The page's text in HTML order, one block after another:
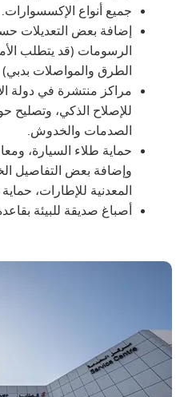
جميع أنواع الإكسسوارات.
إضافة بعض
الرسومات (قد يتطلب
الطرق والمواصلات بدبي)
مراكز منتشرة في دولة
للإصلاح الذكي، وتصليح
الصدمات والخدوش.
حماية طلاء السيارة،
وإضافة بعض التفاصيل
المعدنية للإطارات،
أصباغ صديقة للبيئة